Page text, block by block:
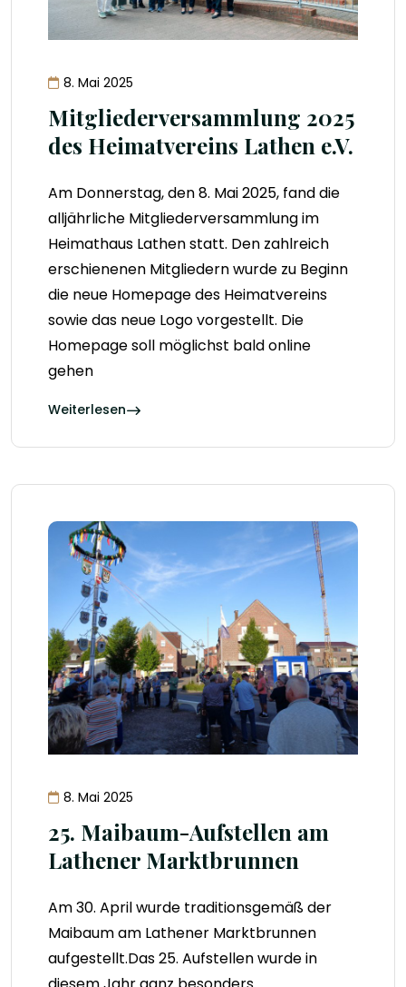
8. Mai 2025
Mitgliederversammlung 2025
des Heimatvereins Lathen e.V.
Am Donnerstag, den 8. Mai 2025, fand die
alljährliche Mitgliederversammlung im
Heimathaus Lathen statt. Den zahlreich
erschienenen Mitgliedern wurde zu Beginn
die neue Homepage des Heimatvereins
sowie das neue Logo vorgestellt. Die
Homepage soll möglichst bald online
gehen
Weiterlesen
8. Mai 2025
25. Maibaum-Aufstellen am
Lathener Marktbrunnen
Am 30. April wurde traditionsgemäß der
Maibaum am Lathener Marktbrunnen
aufgestellt.Das 25. Aufstellen wurde in